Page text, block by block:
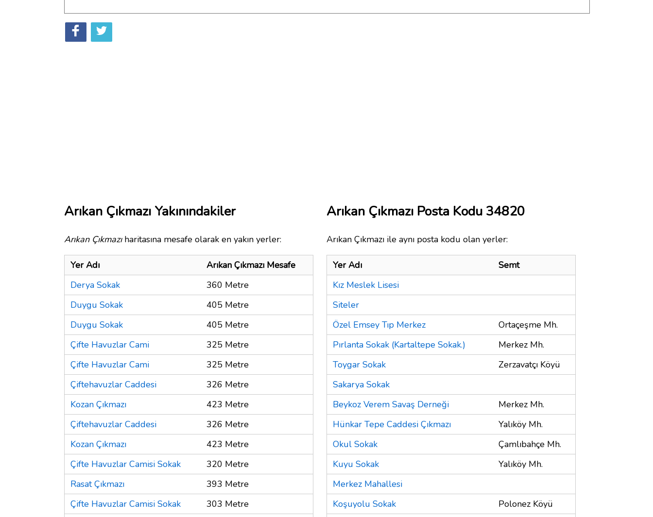
Arıkan Çıkmazı Yakınındakiler
Arıkan Çıkmazıharitasına mesafe olarak en yakın yerler:
Yer Adı
Arıkan Çıkmazı Mesafe
Derya Sokak
360 Metre
Duygu Sokak
405 Metre
Duygu Sokak
405 Metre
Çifte Havuzlar Cami
325 Metre
Çifte Havuzlar Cami
325 Metre
Çiftehavuzlar Caddesi
326 Metre
Kozan Çıkmazı
423 Metre
Çiftehavuzlar Caddesi
326 Metre
Kozan Çıkmazı
423 Metre
Çifte Havuzlar Camisi Sokak
320 Metre
Rasat Çıkmazı
393 Metre
Çifte Havuzlar Camisi Sokak
303 Metre
Arıkan Çıkmazı Posta Kodu 34820
Arıkan Çıkmazı ile aynı posta kodu olan yerler:
Yer Adı
Semt
Kız Meslek Lisesi
Siteler
Özel Emsey Tıp Merkez
Ortaçeşme Mh.
Pırlanta Sokak (Kartaltepe Sokak.)
Merkez Mh.
Toygar Sokak
Zerzavatçı Köyü
Sakarya Sokak
Beykoz Verem Savaş Derneği
Merkez Mh.
Hünkar Tepe Caddesi Çıkmazı
Yalıköy Mh.
Okul Sokak
Çamlıbahçe Mh.
Kuyu Sokak
Yalıköy Mh.
Merkez Mahallesi
Koşuyolu Sokak
Polonez Köyü